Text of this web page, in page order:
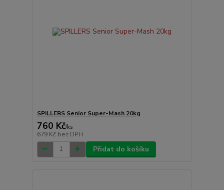
SPILLERS Senior Super-Mash 20kg
760 Kč/ks
679 Kč bez DPH
Přidat do košíku